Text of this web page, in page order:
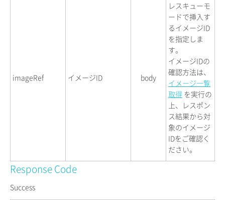
imageRef イメージID body
レスキューモ
ードで挿入す
るイメージID
を指定しま
す。
イメージIDの
確認方法は、
イメージ一覧
取得 を実行の
上、レスポン
ス結果から対
象のイメージ
IDをご確認く
ださい。
Response Code
Success